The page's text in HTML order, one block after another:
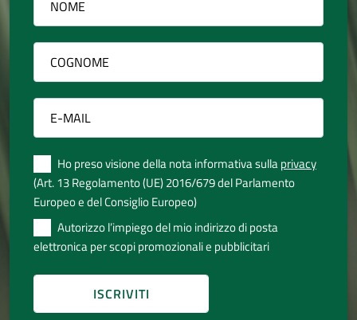
Ho preso visione della nota informativa sullaprivacy
(Art. 13 Regolamento (UE) 2016/679 del Parlamento
Europeo e del Consiglio Europeo)
Autorizzo l’impiego del mio indirizzo di posta
elettronica per scopi promozionali e pubblicitari